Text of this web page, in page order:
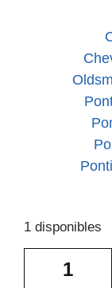
1 disponibles